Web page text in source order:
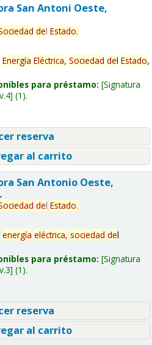
San Antoni Oeste,
del Estado.
Energía Eléctrica, Sociedad del Estado,
para préstamo: Signatura
(1).
reserva
al carrito
San Antonio Oeste,
del Estado.
energía eléctrica, sociedad del
para préstamo: Signatura
(1).
reserva
al carrito